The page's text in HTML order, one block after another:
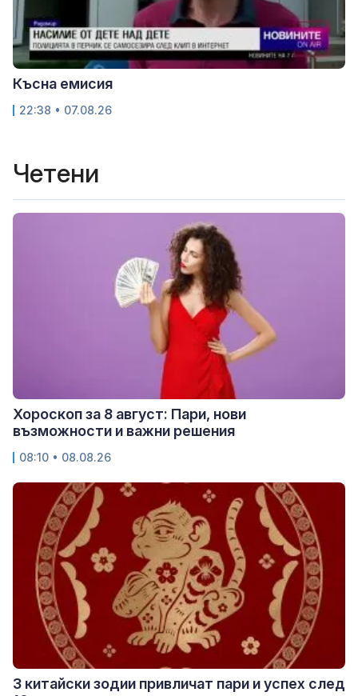
Късна емисия
22:38 • 07.08.26
Четени
Хороскоп за 8 август: Пари, нови
възможности и важни решения
08:10 • 08.08.26
3 китайски зодии привличат пари и успех след